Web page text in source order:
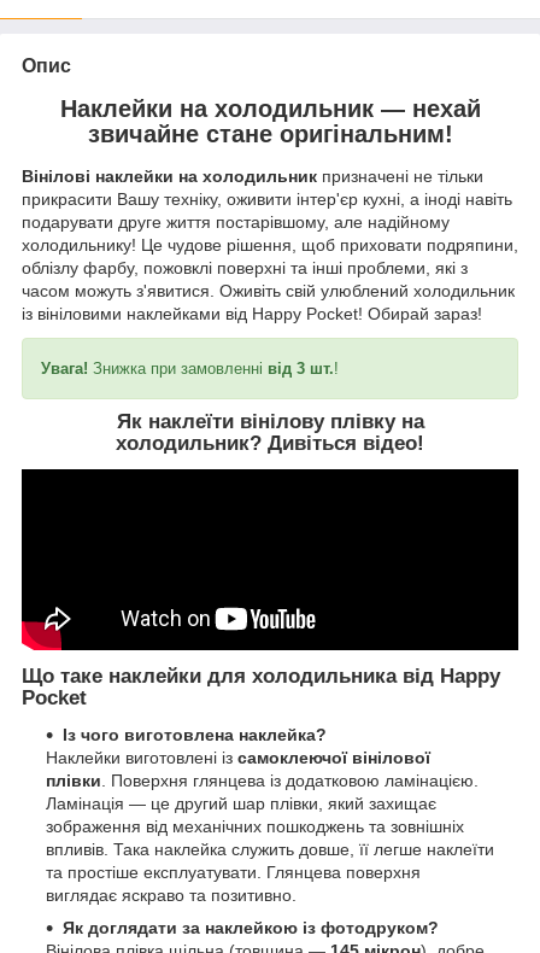
Опис
Наклейки на холодильник — нехай
звичайне стане оригінальним!
Вінілові наклейки на холодильник призначені не тільки
прикрасити Вашу техніку, оживити інтер'єр кухні, а іноді навіть
подарувати друге життя постарівшому, але надійному
холодильнику! Це чудове рішення, щоб приховати подряпини,
облізлу фарбу, пожовклі поверхні та інші проблеми, які з
часом можуть з'явитися. Оживіть свій улюблений холодильник
із вініловими наклейками від Happy Pocket! Обирай зараз!
Увага! Знижка при замовленні від 3 шт.!
Як наклеїти вінілову плівку на
холодильник? Дивіться відео!
Що таке наклейки для холодильника від Happy
Pocket
Із чого виготовлена наклейка?
Наклейки виготовлені із самоклеючої вінілової
плівки . Поверхня глянцева із додатковою ламінацією.
Ламінація — це другий шар плівки, який захищає
зображення від механічних пошкоджень та зовнішніх
впливів. Така наклейка служить довше, її легше наклеїти
та простіше експлуатувати. Глянцева поверхня
виглядає яскраво та позитивно.
Як доглядати за наклейкою із фотодруком?